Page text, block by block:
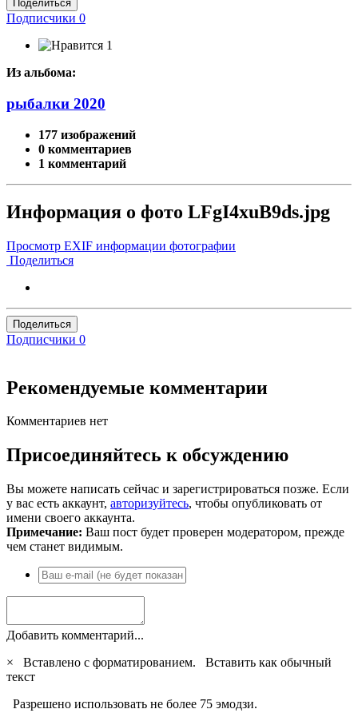
Поделиться
Подписчики 0
1
Из альбома:
рыбалки 2020
177 изображений
0 комментариев
1 комментарий
Информация о фото LFgI4xuB9ds.jpg
Просмотр EXIF информации фотографии
Поделиться
Поделиться
Подписчики 0
Рекомендуемые комментарии
Комментариев нет
Присоединяйтесь к обсуждению
Вы можете написать сейчас и зарегистрироваться позже. Если
у вас есть аккаунт, авторизуйтесь, чтобы опубликовать от
имени своего аккаунта.
Примечание: Ваш пост будет проверен модератором, прежде
чем станет видимым.
Добавить комментарий...
×
Вставлено с форматированием. Вставить как обычный
текст
Разрешено использовать не более 75 эмодзи.